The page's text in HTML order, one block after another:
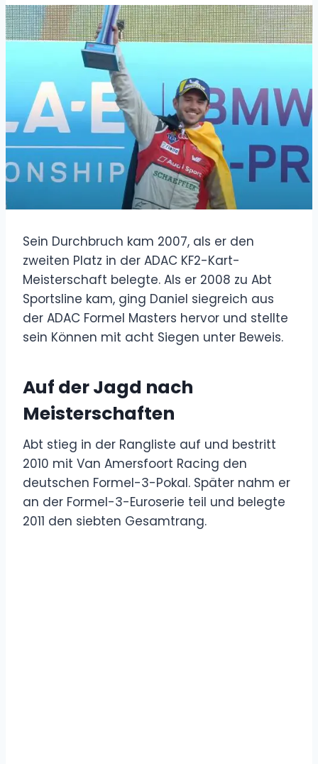
Sein Durchbruch kam 2007, als er den
zweiten Platz in der ADAC KF2-Kart-
Meisterschaft belegte. Als er 2008 zu Abt
Sportsline kam, ging Daniel siegreich aus
der ADAC Formel Masters hervor und stellte
sein Können mit acht Siegen unter Beweis.
Auf der Jagd nach
Meisterschaften
Abt stieg in der Rangliste auf und bestritt
2010 mit Van Amersfoort Racing den
deutschen Formel-3-Pokal. Später nahm er
an der Formel-3-Euroserie teil und belegte
2011 den siebten Gesamtrang.